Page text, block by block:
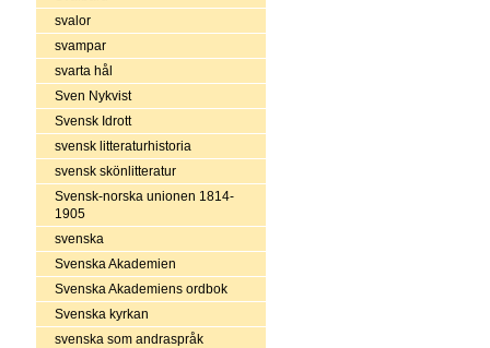
svalor
svampar
svarta hål
Sven Nykvist
Svensk Idrott
svensk litteraturhistoria
svensk skönlitteratur
Svensk-norska unionen 1814-
1905
svenska
Svenska Akademien
Svenska Akademiens ordbok
Svenska kyrkan
svenska som andraspråk